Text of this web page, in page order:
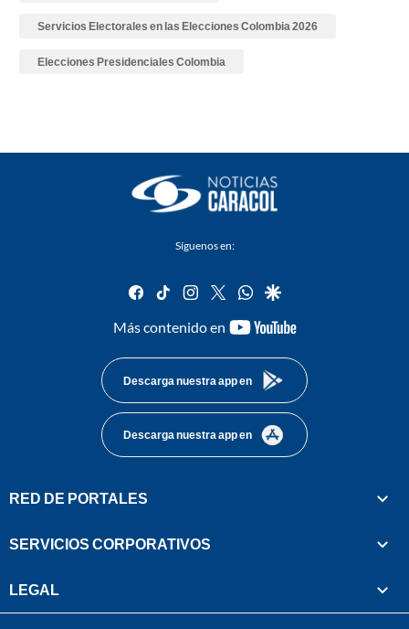
Servicios Electorales en las Elecciones Colombia 2026
Elecciones Presidenciales Colombia
Síguenos en:
facebook
tiktok instagram
twitterwhatsapp
google
Más contenido en
youtube-
Descarga nuestra app en
Descarga nuestra app en
RED DE PORTALES
SERVICIOS CORPORATIVOS
LEGAL